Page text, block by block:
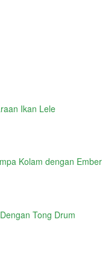
Ikan Lele
Kolam dengan Ember
Tong Drum